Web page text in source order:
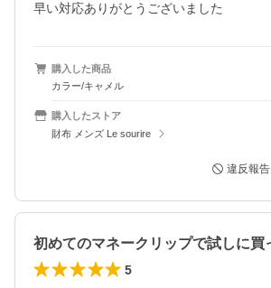
早い対応ありがとうございました
購入した商品
カラー/キャメル
購入したストア
財布 メンズ Le sourire
違反報告
5